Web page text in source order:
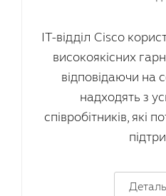
ІТ-відділ Cisco
високоякісних
відповідаючи на
надходять з
співробітників, які